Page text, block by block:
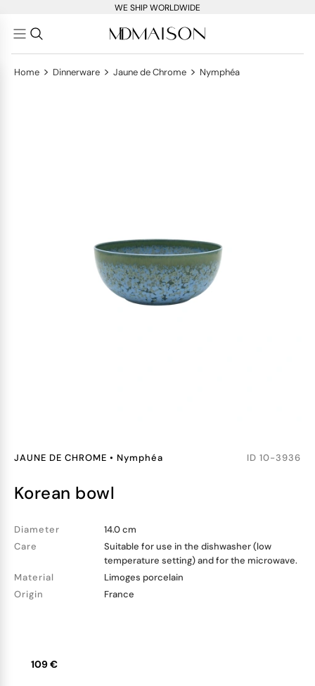
WE SHIP WORLDWIDE
Home > Dinnerware > Jaune de Chrome > Nymphéa
JAUNE DE CHROME • Nymphéa ID 10-3936
korean bowl
Diameter
14.0 cm
Care
Suitable for use in the dishwasher (low
temperature setting) and for the microwave.
Material
Limoges porcelain
Origin
France
109 €